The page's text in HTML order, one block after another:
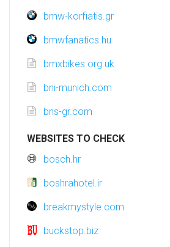
bmw-korfiatis.gr
bmwfanatics.hu
bmxbikes.org.uk
bni-munich.com
bns-gr.com
WEBSITES TO CHECK
bosch.hr
boshrahotel.ir
breakmystyle.com
buckstop.biz